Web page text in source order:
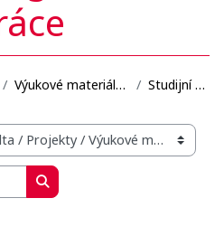
Výukové materiály se zaměřením na blended learning... Studijní program Sociální práce
Buscar cursos